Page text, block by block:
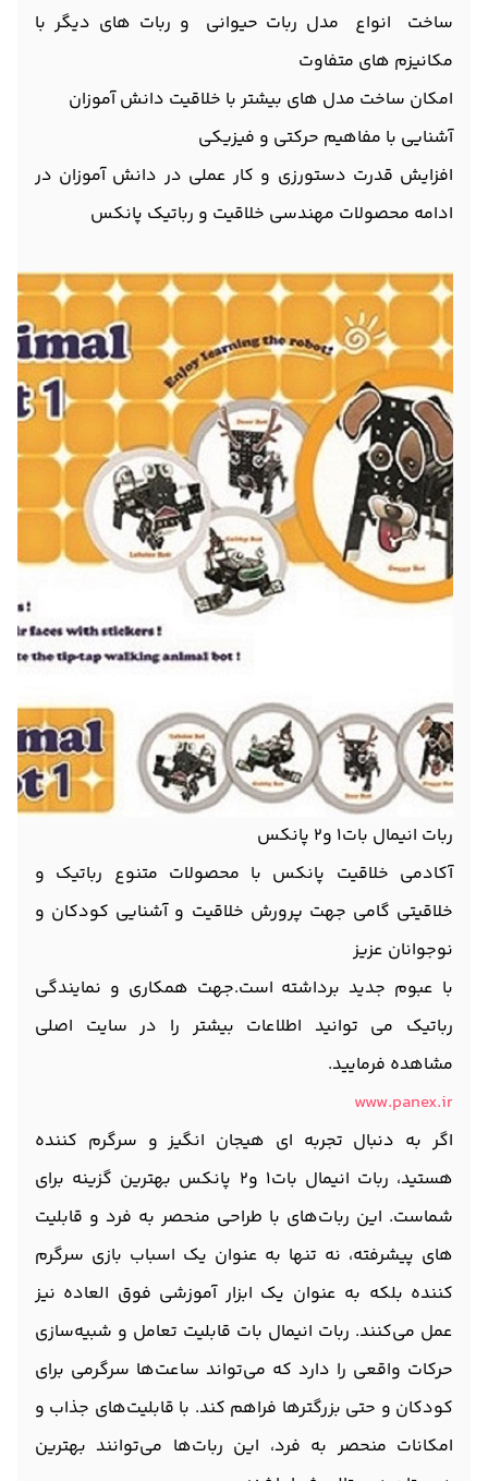
ساخت انواع مدل ربات حیوانی و ربات های دیگر با
مکانیزم های متفاوت
امکان ساخت مدل های بیشتر با خلاقیت دانش آموزان
آشنایی با مفاهیم حرکتی و فیزیکی
افزایش قدرت دستورزی و کار عملی در دانش آموزان در
ادامه محصولات مهندسی خلاقیت و رباتیک پانکس
ربات انیمال بات1 و2 پانکس
آکادمی خلاقیت پانکس با محصولات متنوع رباتیک و
خلاقیتی گامی جهت پرورش خلاقیت و آشنایی کودکان و
نوجوانان عزیز
با عبوم جدید برداشته است.جهت همکاری و نمایندگی
رباتیک می توانید اطلاعات بیشتر را در سایت اصلی
مشاهده فرمایید.
www.panex.ir
اگر به دنبال تجربه ای هیجان انگیز و سرگرم کننده
هستید، ربات انیمال بات1 و2 پانکس بهترین گزینه برای
شماست. این ربات‌های با طراحی منحصر به فرد و قابلیت
های پیشرفته، نه تنها به عنوان یک اسباب بازی سرگرم
کننده بلکه به عنوان یک ابزار آموزشی فوق العاده نیز
عمل می‌کنند. ربات انیمال بات قابلیت تعامل و شبیه‌سازی
حرکات واقعی را دارد که می‌تواند ساعت‌ها سرگرمی برای
کودکان و حتی بزرگترها فراهم کند. با قابلیت‌های جذاب و
امکانات منحصر به فرد، این ربات‌ها می‌توانند بهترین